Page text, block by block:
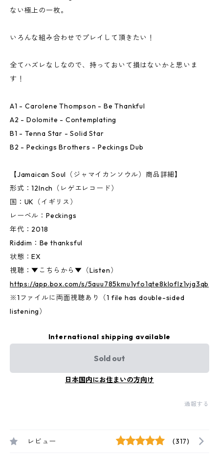
ない極上の一枚。
いろんな組み合わせでプレイして頂きたい！
全てハズレなしなので、持っておいて損はないかと思いま
す！
A1 - Carolene Thompson - Be Thankful
A2 - Dolomite - Contemplating
B1 - Tenna Star - Solid Star
B2 - Peckings Brothers - Peckings Dub
【Jamaican Soul（ジャマイカンソウル）商品詳細】
形式：12Inch（レゲエレコード）
国：UK（イギリス）
レーベル：Peckings
年代：2018
Riddim：Be thanksful
状態：EX
視聴：▼こちらから▼（Listen）
https://app.box.com/s/5auu785kmu1yfo1qte8kloflz1vjg3qb
※1ファイルに両面視聴あり（1 file has double-sided
listening）
International shipping available
Sold out
日本国内にお住まいの方向け
通報する
レビュー (317)